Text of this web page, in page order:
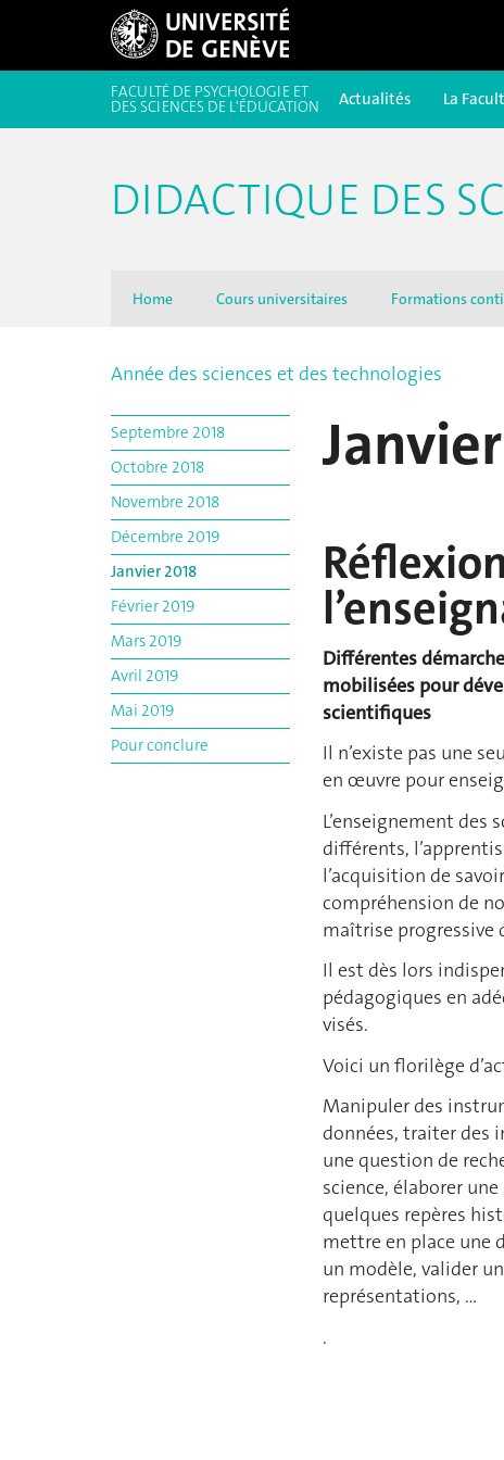
FACULTÉ DE PSYCHOLOGIE ET
DES SCIENCES DE L'ÉDUCATION Actualités La
DIDACTIQUE DES
Home Cours universitaires Formations
Année des sciences et des technologies
Septembre 2018
Octobre 2018
Novembre 2018
Décembre 2019
Janvier 2018
Février 2019
Mars 2019
Avril 2019
Mai 2019
Pour conclure
Différentes
mobilisées pour
scientifiques
Il n’existe pas une
en œuvre pour
L’enseignement des
différents,
l’acquisition de
compréhension de
maîtrise progressive
Il est dès lors
pédagogiques en
visés.
Voici un florilège
Manipuler des
données, traiter des
une question de
science, élaborer
quelques repères
mettre en place une
un modèle, valider
représentations, …
.